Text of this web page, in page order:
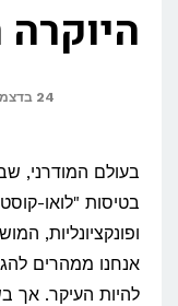
24 בדצמבר 2025
בעולם המודרני,
בטיסות "לואו-
ופונקציונליות,
אנחנו ממהרים